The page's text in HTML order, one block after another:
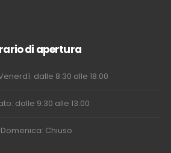
di apertura
dalle 8:30 alle 18:00
dalle 9:30 alle 13:00
Domenica: Chiuso